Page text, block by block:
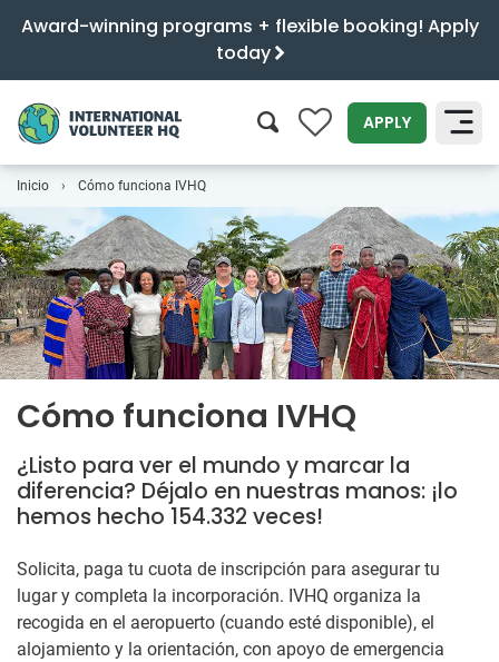
Award-winning programs + flexible booking! Apply
today
0 APPLY
Inicio Cómo funciona IVHQ
Cómo funciona IVHQ
¿Listo para ver el mundo y marcar la
diferencia? Déjalo en nuestras manos: ¡lo
hemos hecho 154.332 veces!
Solicita, paga tu cuota de inscripción para asegurar tu
lugar y completa la incorporación. IVHQ organiza la
recogida en el aeropuerto (cuando esté disponible), el
alojamiento y la orientación, con apoyo de emergencia